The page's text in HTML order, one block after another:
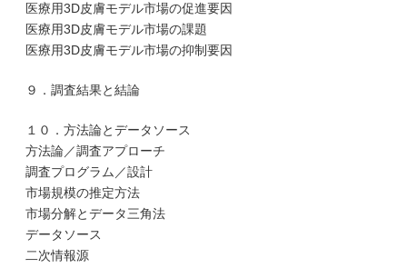
医療用3D皮膚モデル市場の促進要因
医療用3D皮膚モデル市場の課題
医療用3D皮膚モデル市場の抑制要因
９．調査結果と結論
１０．方法論とデータソース
方法論／調査アプローチ
調査プログラム／設計
市場規模の推定方法
市場分解とデータ三角法
データソース
二次情報源